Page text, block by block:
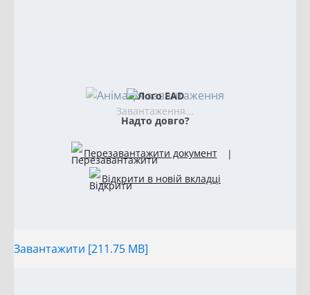
Завантаження...
Надто довго?
Перезавантажити документ
|
Відкрити в новій вкладці
Завантажити [211.75 MB]